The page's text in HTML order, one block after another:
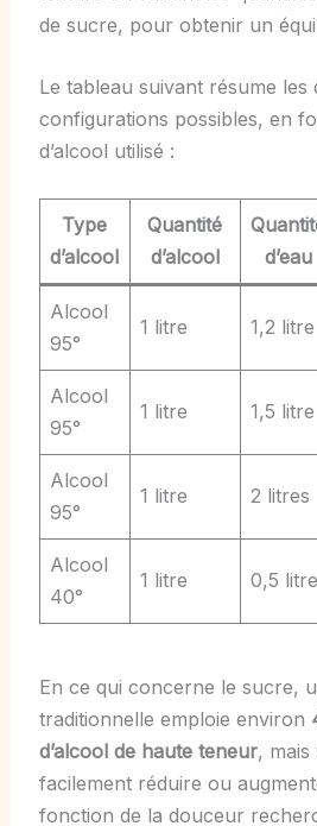
de sucre, pour obtenir un
Le tableau suivant résume les
configurations possibles, en
d’alcool utilisé :
Type
d’alcool
Quantité
d’alcool
d’eau
Alcool
95°
1 litre 1,2 litre
Alcool
95°
1 litre 1,5 litre
Alcool
95°
1 litre 2 litres
Alcool
40°
1 litre 0,5 litre
En ce qui concerne le sucre,
traditionnelle emploie environ
d’alcool de haute teneur, mais
facilement réduire ou
fonction de la douceur